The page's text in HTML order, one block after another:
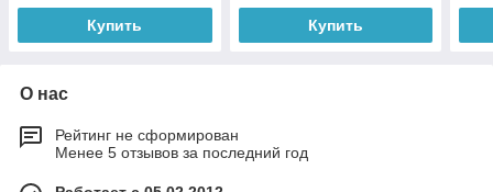
Купить Купить
О нас
Рейтинг не сформирован
Менее 5 отзывов за последний год